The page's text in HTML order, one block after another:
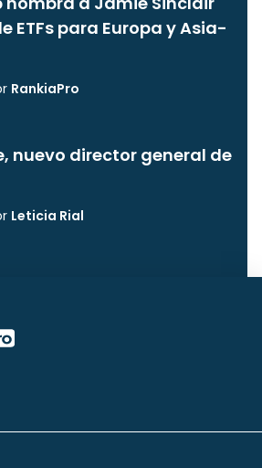
ETFs para Europa y Asia-
RankiaPro
nuevo director general de
Leticia Rial